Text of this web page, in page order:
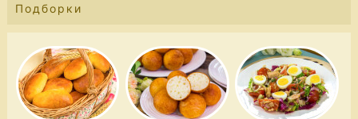
Подборки